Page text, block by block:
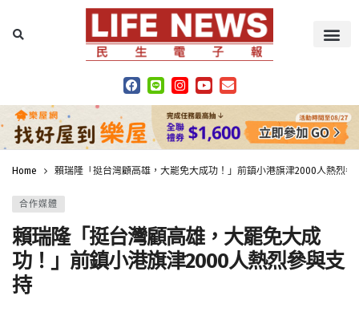
Home 賴瑞隆「挺台灣顧高雄，大罷免大成功！」前鎮小港旗津2000人熱烈參
合作媒體
賴瑞隆「挺台灣顧高雄，大罷免大成
功！」前鎮小港旗津2000人熱烈參與支
持